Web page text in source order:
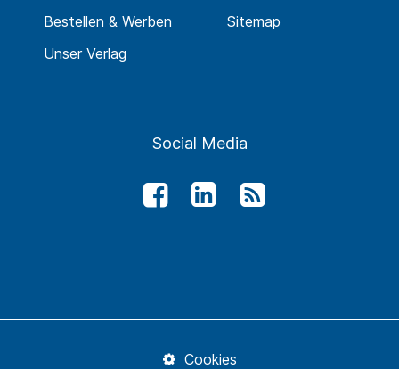
Bestellen & Werben
Unser Verlag
Sitemap
Social Media
Cookies